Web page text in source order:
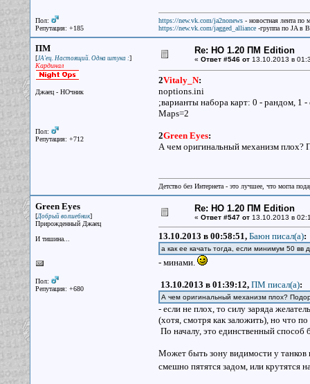
Пол:
Репутация: +185
https://new.vk.com/ja2nonews- новостная лента по
https://new.vk.com/jagged_alliance-группа по JA в
ПМ
[JA'ец. Настоящий. Одна штука :]
Кардинал
Джаец - НОчник
Пол:
Репутация: +712
Re: НО 1.20 ПМ Edition
« Ответ #546 от13.10.2013 в
2Vitaly_N:
noptions.ini
;варианты набора карт: 0 - рандом, 1
Maps=2
2Green Eyes:
А чем оригинальный механизм плох?
Детство без Интернета - это лучшее, что могла
Green Eyes
[Добрый волшебник]
Прирожденный Джаец
И тишина...
Пол:
Репутация: +680
Re: НО 1.20 ПМ Edition
« Ответ #547 от13.10.2013 в
13.10.2013 в 00:58:51, Баюн писал(a):
а как ее качать тогда, если минимум 50 вв
- минами.
13.10.2013 в 01:39:12, ПМ писал(a):
А чем оригинальный механизм плох?
- если не плох, то силу заряда
(хотя, смотря как заложить), но что
По началу, это единственный способ
Может быть зону видимости у танков
смешно пятятся задом, или крутятся